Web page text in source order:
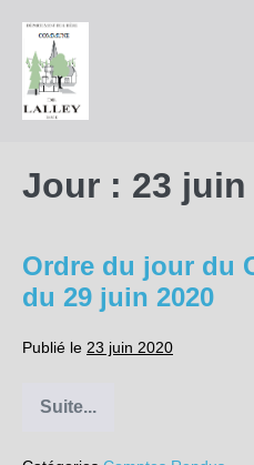
contenu
Jour : 23 juin
Ordre du jour du
du 29 juin 2020
Publié le 23 juin 2020
Suite...
Ordre